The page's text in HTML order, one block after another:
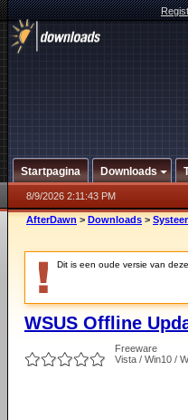
Startpagina Downloads
8/9/2026 2:11:43 PM
AfterDawn > Downloads >
Dit is een oude versie van
WSUS Offline
Freeware
Vista / Win10 /